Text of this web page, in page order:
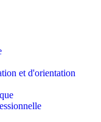
et d'orientation